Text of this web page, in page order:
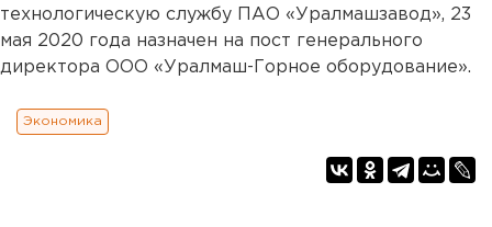
технологическую службу ПАО «Уралмашзавод», 23
мая 2020 года назначен на пост генерального
директора ООО «Уралмаш-Горное оборудование».
Экономика